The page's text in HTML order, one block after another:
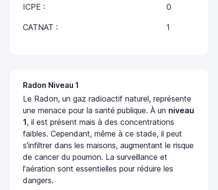
ICPE : 0
CATNAT : 1
Radon Niveau 1
Le Radon, un gaz radioactif naturel, représente
une menace pour la santé publique. À un niveau
1, il est présent mais à des concentrations
faibles. Cependant, même à ce stade, il peut
s'infiltrer dans les maisons, augmentant le risque
de cancer du poumon. La surveillance et
l'aération sont essentielles pour réduire les
dangers.